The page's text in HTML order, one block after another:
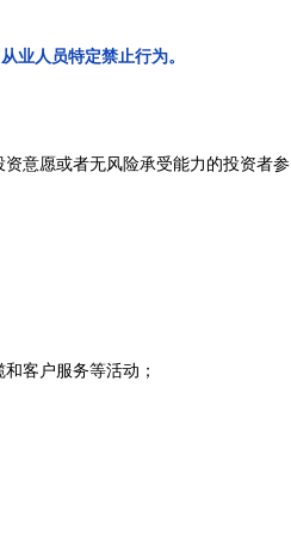
业人员特定禁止行为。
意愿或者无风险承受能力的投资者参
客户服务等活动；